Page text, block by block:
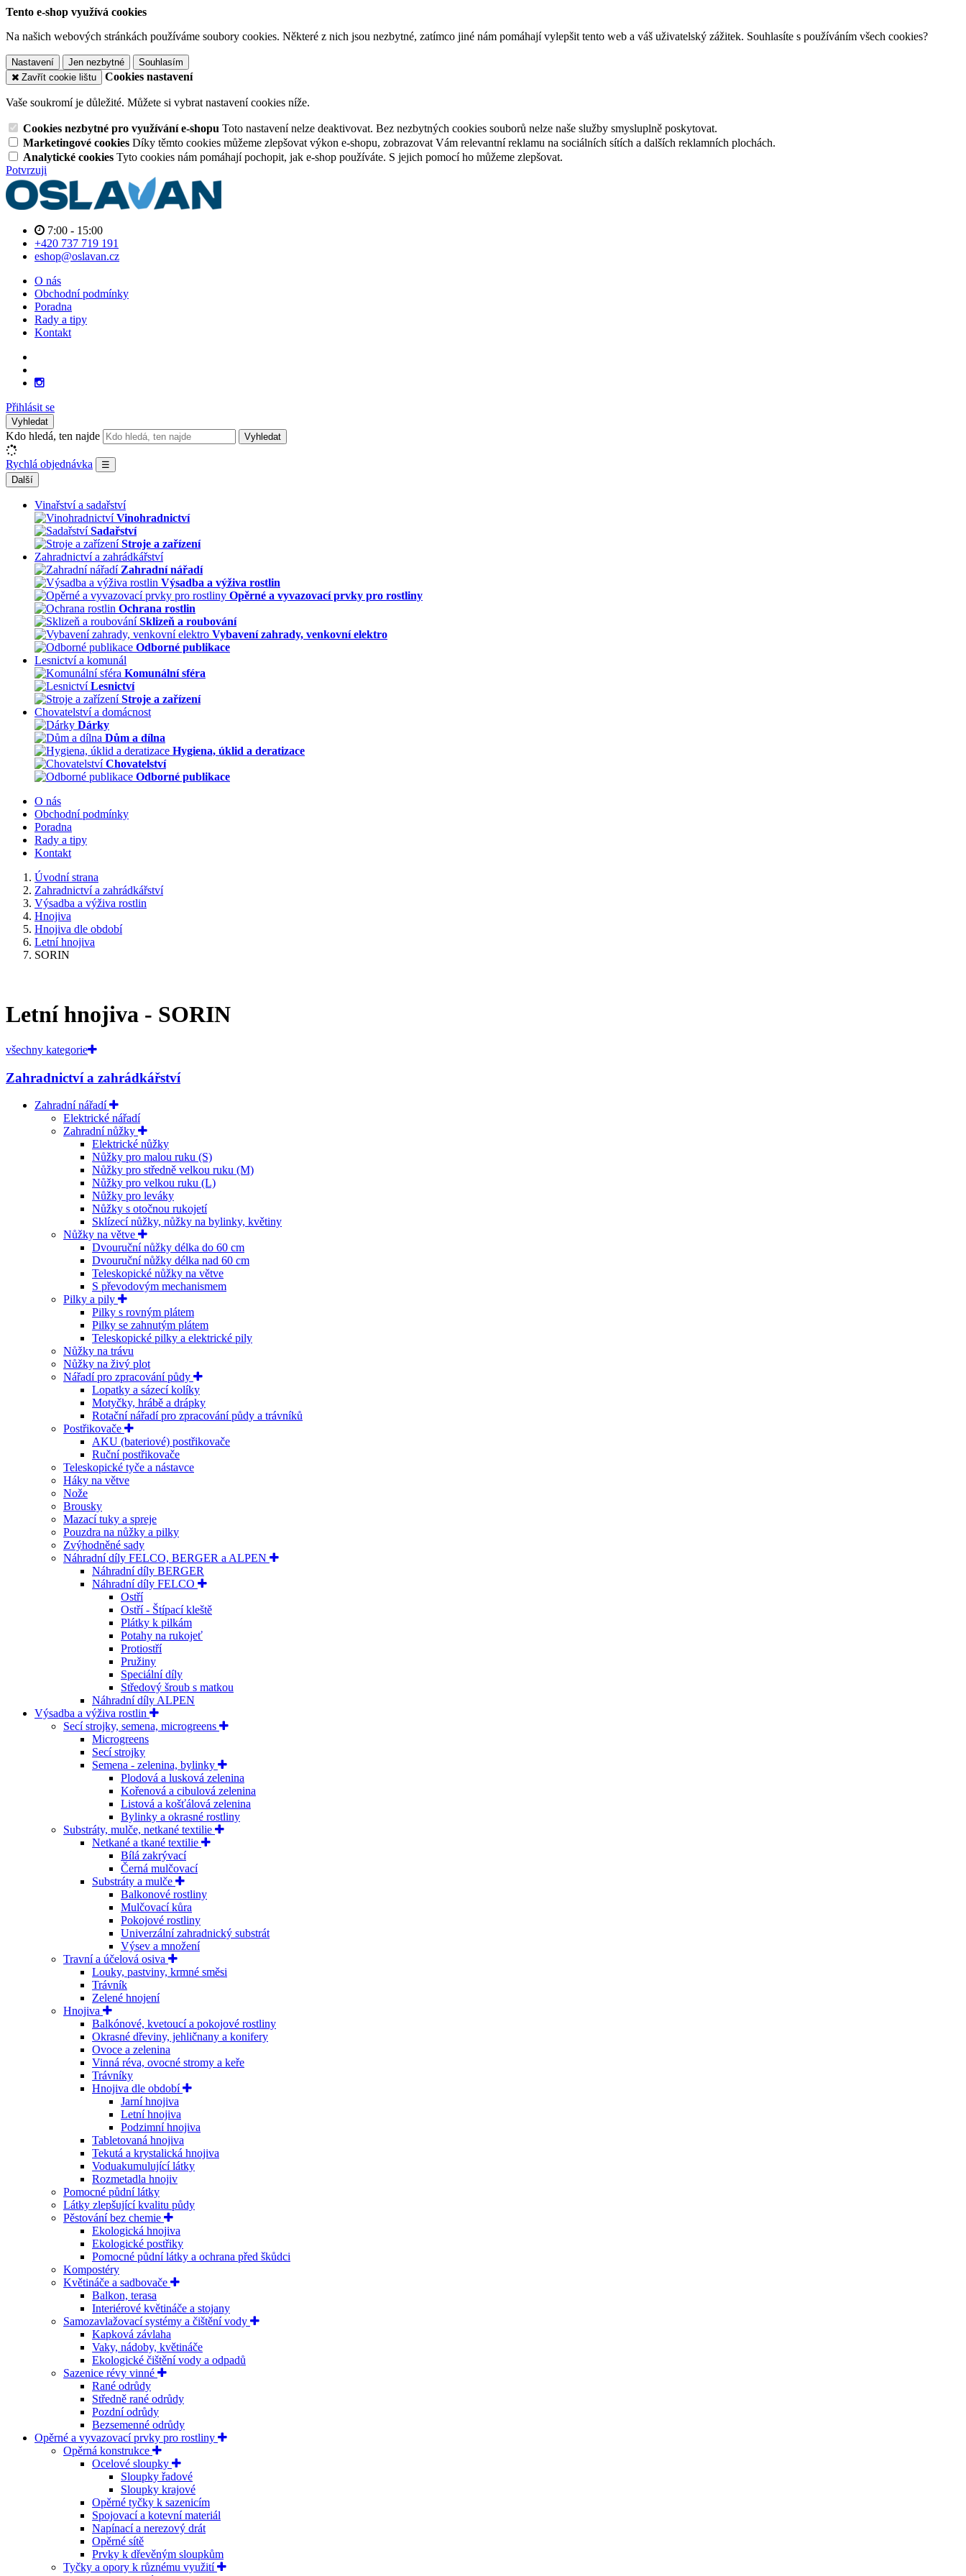
Tento e-shop využívá cookies
Na našich webových stránkách používáme soubory cookies. Některé z nich jsou nezbytné, zatímco jiné nám pomáhají vylepšit tento web a váš uživatelský zážitek. Souhlasíte s používáním všech cookies?
Nastavení Jen nezbytné
Souhlasím
Zavřít cookie lištu
Cookies nastavení
Vaše soukromí je důležité. Můžete si vybrat nastavení cookies níže.
Cookies nezbytné pro využívání e-shopu Toto nastavení nelze deaktivovat. Bez nezbytných cookies souborů nelze naše služby smysluplně poskytovat.
Marketingové cookies Díky těmto cookies můžeme zlepšovat výkon e-shopu, zobrazovat Vám relevantní reklamu na sociálních sítích a dalších reklamních plochách.
Analytické cookies Tyto cookies nám pomáhají pochopit, jak e-shop používáte. S jejich pomocí ho můžeme zlepšovat.
Potvrzuji
7:00 - 15:00
+420 737 719 191
eshop@oslavan.cz
O nás
Obchodní podmínky
Poradna
Rady a tipy
Kontakt
Přihlásit se
Vyhledat
Kdo hledá, ten najde Vyhledat
Rychlá objednávka
☰
Další
Vinařství a sadařství
Vinohradnictví
Sadařství
Stroje a zařízení
Zahradnictví a zahrádkářství
Zahradní nářadí
Výsadba a výživa rostlin
Opěrné a vyvazovací prvky pro rostliny
Ochrana rostlin
Sklizeň a roubování
Vybavení zahrady, venkovní elektro
Odborné publikace
Lesnictví a komunál
Komunální sféra
Lesnictví
Stroje a zařízení
Chovatelství a domácnost
Dárky
Dům a dílna
Hygiena, úklid a deratizace
Chovatelství
Odborné publikace
O nás
Obchodní podmínky
Poradna
Rady a tipy
Kontakt
Úvodní strana
Zahradnictví a zahrádkářství
Výsadba a výživa rostlin
Hnojiva
Hnojiva dle období
Letní hnojiva
SORIN
Letní hnojiva - SORIN
všechny kategorie
Zahradnictví a zahrádkářství
Zahradní nářadí
Elektrické nářadí
Zahradní nůžky
Elektrické nůžky
Nůžky pro malou ruku (S)
Nůžky pro středně velkou ruku (M)
Nůžky pro velkou ruku (L)
Nůžky pro leváky
Nůžky s otočnou rukojetí
Sklízecí nůžky, nůžky na bylinky, květiny
Nůžky na větve
Dvouruční nůžky délka do 60 cm
Dvouruční nůžky délka nad 60 cm
Teleskopické nůžky na větve
S převodovým mechanismem
Pilky a pily
Pilky s rovným plátem
Pilky se zahnutým plátem
Teleskopické pilky a elektrické pily
Nůžky na trávu
Nůžky na živý plot
Nářadí pro zpracování půdy
Lopatky a sázecí kolíky
Motyčky, hrábě a drápky
Rotační nářadí pro zpracování půdy a trávníků
Postřikovače
AKU (bateriové) postřikovače
Ruční postřikovače
Teleskopické tyče a nástavce
Háky na větve
Nože
Brousky
Mazací tuky a spreje
Pouzdra na nůžky a pilky
Zvýhodněné sady
Náhradní díly FELCO, BERGER a ALPEN
Náhradní díly BERGER
Náhradní díly FELCO
Ostří
Ostří - Štípací kleště
Plátky k pilkám
Potahy na rukojeť
Protiostří
Pružiny
Speciální díly
Středový šroub s matkou
Náhradní díly ALPEN
Výsadba a výživa rostlin
Secí strojky, semena, microgreens
Microgreens
Secí strojky
Semena - zelenina, bylinky
Plodová a lusková zelenina
Kořenová a cibulová zelenina
Listová a košťálová zelenina
Bylinky a okrasné rostliny
Substráty, mulče, netkané textilie
Netkané a tkané textilie
Bílá zakrývací
Černá mulčovací
Substráty a mulče
Balkonové rostliny
Mulčovací kůra
Pokojové rostliny
Univerzální zahradnický substrát
Výsev a množení
Travní a účelová osiva
Louky, pastviny, krmné směsi
Trávník
Zelené hnojení
Hnojiva
Balkónové, kvetoucí a pokojové rostliny
Okrasné dřeviny, jehličnany a konifery
Ovoce a zelenina
Vinná réva, ovocné stromy a keře
Trávníky
Hnojiva dle období
Jarní hnojiva
Letní hnojiva
Podzimní hnojiva
Tabletovaná hnojiva
Tekutá a krystalická hnojiva
Voduakumulující látky
Rozmetadla hnojiv
Pomocné půdní látky
Látky zlepšující kvalitu půdy
Pěstování bez chemie
Ekologická hnojiva
Ekologické postřiky
Pomocné půdní látky a ochrana před škůdci
Kompostéry
Květináče a sadbovače
Balkon, terasa
Interiérové květináče a stojany
Samozavlažovací systémy a čištění vody
Kapková závlaha
Vaky, nádoby, květináče
Ekologické čištění vody a odpadů
Sazenice révy vinné
Rané odrůdy
Středně rané odrůdy
Pozdní odrůdy
Bezsemenné odrůdy
Opěrné a vyvazovací prvky pro rostliny
Opěrná konstrukce
Ocelové sloupky
Sloupky řadové
Sloupky krajové
Opěrné tyčky k sazenicím
Spojovací a kotevní materiál
Napínací a nerezový drát
Opěrné sítě
Prvky k dřevěným sloupkům
Tyčky a opory k různému využití